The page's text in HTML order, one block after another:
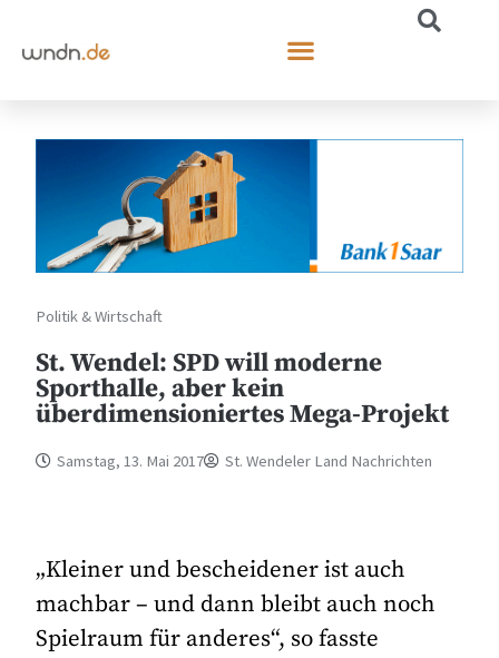
Politik & Wirtschaft
St. Wendel: SPD will moderne
Sporthalle, aber kein
überdimensioniertes Mega-Projekt
Samstag, 13. Mai 2017 St. Wendeler Land Nachrichten
„Kleiner und bescheidener ist auch
machbar – und dann bleibt auch noch
Spielraum für anderes“, so fasste